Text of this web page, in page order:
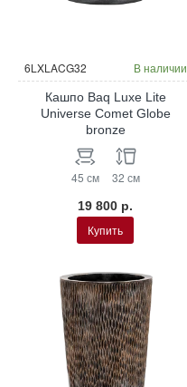
6LXLACG32 В наличии
Кашпо Baq Luxe Lite
Universe Comet Globe
bronze
45 см 32 см
19 800 р.
Купить